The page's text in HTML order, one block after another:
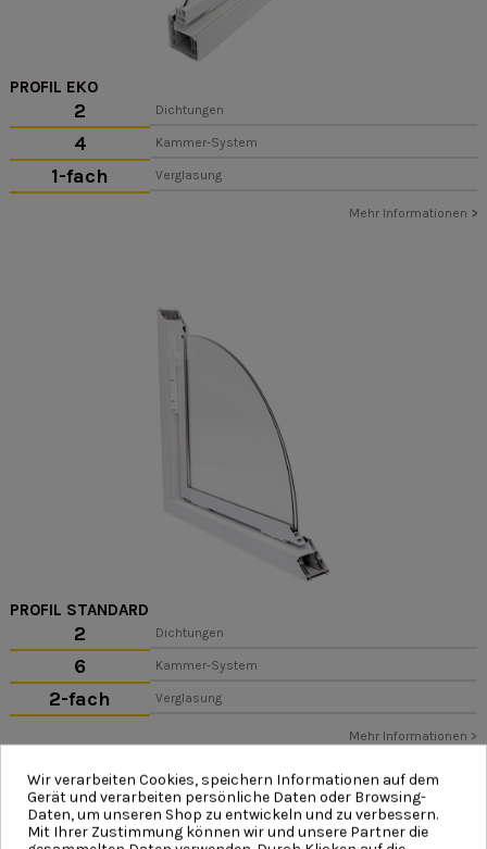
PROFIL EKO
2 Dichtungen
4 Kammer-System
1-fach Verglasung
Mehr Informationen >
PROFIL STANDARD
2 Dichtungen
6 Kammer-System
2-fach Verglasung
Mehr Informationen >
Wir verarbeiten Cookies, speichern Informationen auf dem
Gerät und verarbeiten persönliche Daten oder Browsing-
Daten, um unseren Shop zu entwickeln und zu verbessern.
Mit Ihrer Zustimmung können wir und unsere Partner die